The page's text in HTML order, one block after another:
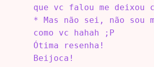
que vc falou me
* Mas não sei, não sou
como vc hahah ;P
Ótima resenha!
Beijoca!